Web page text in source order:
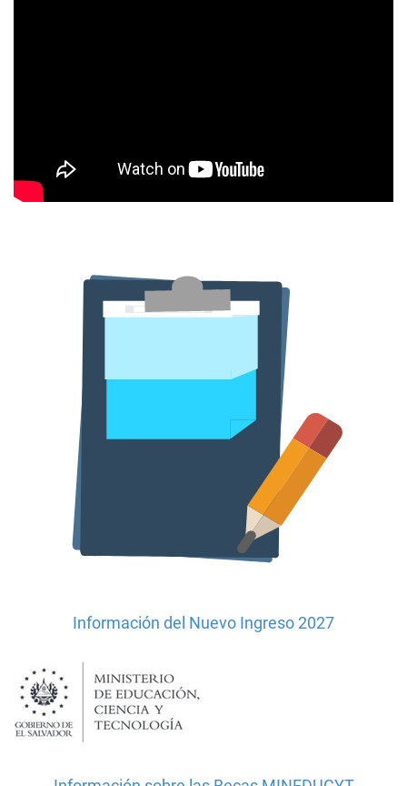
Información del Nuevo Ingreso 2027